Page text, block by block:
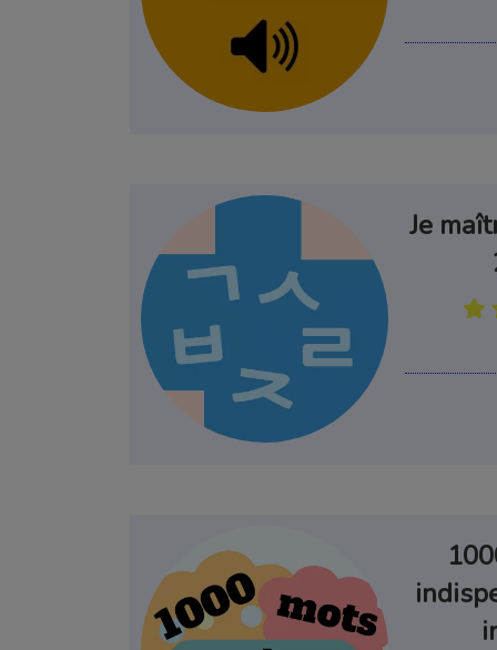
Je